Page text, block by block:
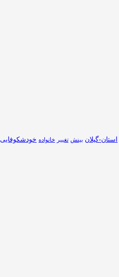
استان-گیلان بینش تغییر خانواده خودشکوفایی